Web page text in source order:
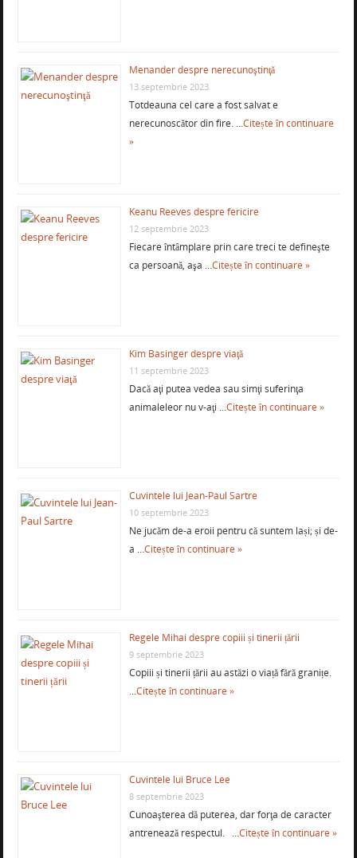
Menander despre nerecunoştinţă
13 septembrie 2023
Totdeauna cel care a fost salvat e
nerecunoscător din fire. …Citește în continuare
»
Keanu Reeves despre fericire
12 septembrie 2023
Fiecare întâmplare prin care treci te defineşte
ca persoană, aşa …Citește în continuare »
Kim Basinger despre viaţă
11 septembrie 2023
Dacă aţi putea vedea sau simţi suferinţa
animaleleor nu v-aţi …Citește în continuare »
Cuvintele lui Jean-Paul Sartre
10 septembrie 2023
Ne jucăm de-a eroii pentru că suntem lași; și de-
a …Citește în continuare »
Regele Mihai despre copiii și tinerii țării
9 septembrie 2023
Copiii și tinerii țării au astăzi o viață fără granițe.
…Citește în continuare »
Cuvintele lui Bruce Lee
8 septembrie 2023
Cunoaşterea dă puterea, dar forţa de caracter
antrenează respectul. …Citește în continuare »